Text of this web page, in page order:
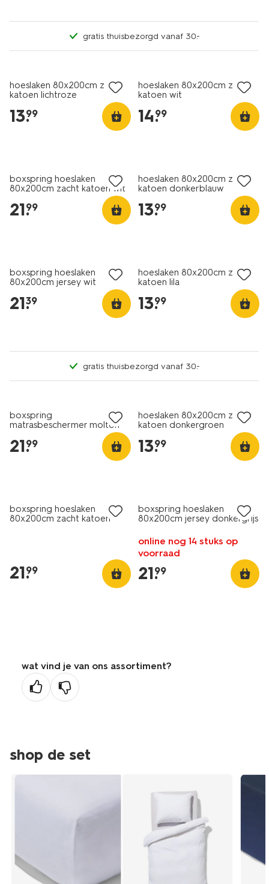
gratis thuisbezorgd vanaf 30.-
hoeslaken 80x200cm zacht
katoen lichtroze
13.
99
hoeslaken 80x200cm zacht
katoen wit
14.
99
boxspring hoeslaken
80x200cm zacht katoen wit
21.
99
hoeslaken 80x200cm zacht
katoen donkerblauw
13.
99
boxspring hoeslaken
80x200cm jersey wit
21.
39
hoeslaken 80x200cm zacht
katoen lila
13.
99
gratis thuisbezorgd vanaf 30.-
boxspring
matrasbeschermer molton
21.
99
hoeslaken 80x200cm zacht
katoen donkergroen
13.
99
boxspring hoeslaken
80x200cm zacht katoen
21.
99
boxspring hoeslaken
80x200cm jersey donkergrijs
online nog 14 stuks op
voorraad
21.
99
wat vind je van ons assortiment?
shop de set